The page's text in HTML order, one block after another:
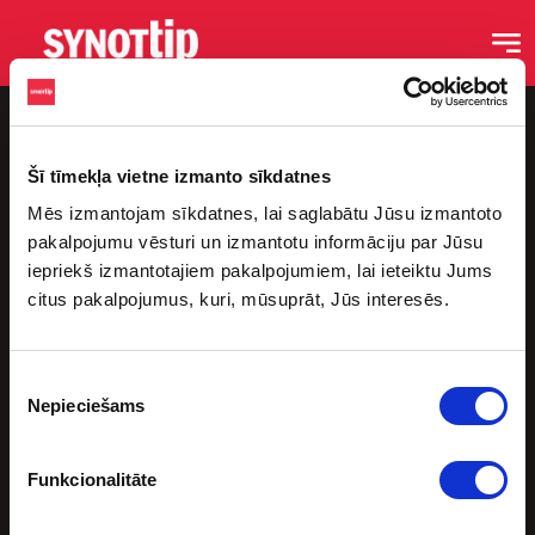
Šī tīmekļa vietne izmanto sīkdatnes
Mēs izmantojam sīkdatnes, lai saglabātu Jūsu izmantoto
pakalpojumu vēsturi un izmantotu informāciju par Jūsu
iepriekš izmantotajiem pakalpojumiem, lai ieteiktu Jums
citus pakalpojumus, kuri, mūsuprāt, Jūs interesēs.
izvēle
Nepieciešams
Funkcionalitāte
Saites
Blogs
Sporta Bāri